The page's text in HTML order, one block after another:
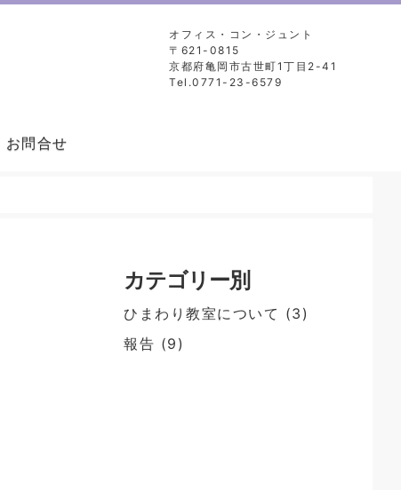
オフィス・コン・ジュント
〒621-0815
京都府亀岡市古世町1丁目2-41
Tel.0771-23-6579
お問合せ
カテゴリー別
ひまわり教室について (3)
報告 (9)